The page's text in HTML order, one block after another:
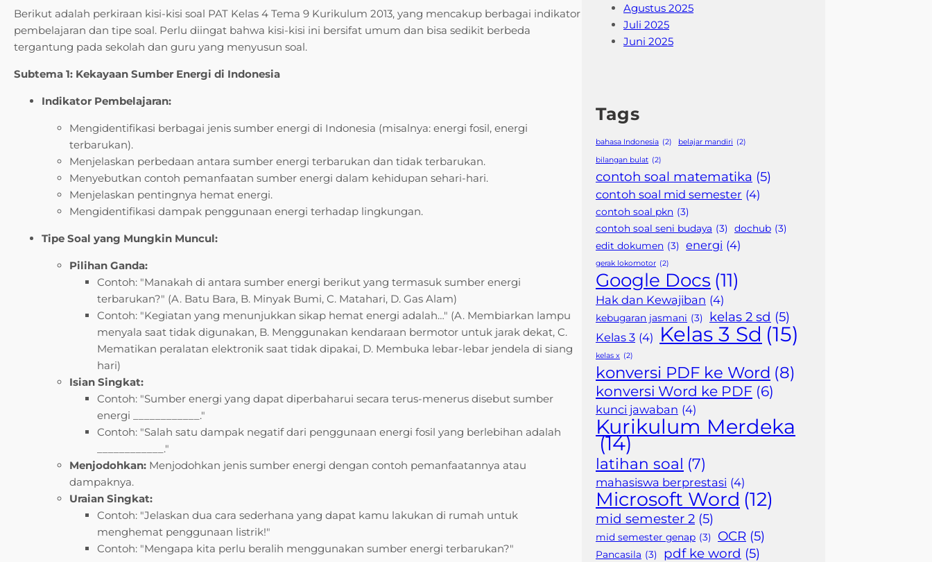
Berikut adalah perkiraan kisi-kisi soal PAT Kelas 4 Tema 9 Kurikulum 2013, yang mencakup berbagai indikator
pembelajaran dan tipe soal. Perlu diingat bahwa kisi-kisi ini bersifat umum dan bisa sedikit berbeda
tergantung pada sekolah dan guru yang menyusun soal.
Subtema 1: Kekayaan Sumber Energi di Indonesia
Indikator Pembelajaran:
Mengidentifikasi berbagai jenis sumber energi di Indonesia (misalnya: energi fosil, energi
terbarukan).
Menjelaskan perbedaan antara sumber energi terbarukan dan tidak terbarukan.
Menyebutkan contoh pemanfaatan sumber energi dalam kehidupan sehari-hari.
Menjelaskan pentingnya hemat energi.
Mengidentifikasi dampak penggunaan energi terhadap lingkungan.
Tipe Soal yang Mungkin Muncul:
Pilihan Ganda:
Contoh: "Manakah di antara sumber energi berikut yang termasuk sumber energi
terbarukan?" (A. Batu Bara, B. Minyak Bumi, C. Matahari, D. Gas Alam)
Contoh: "Kegiatan yang menunjukkan sikap hemat energi adalah…" (A. Membiarkan lampu
menyala saat tidak digunakan, B. Menggunakan kendaraan bermotor untuk jarak dekat, C.
Mematikan peralatan elektronik saat tidak dipakai, D. Membuka lebar-lebar jendela di siang
hari)
Isian Singkat:
Contoh: "Sumber energi yang dapat diperbaharui secara terus-menerus disebut sumber
energi ____________."
Contoh: "Salah satu dampak negatif dari penggunaan energi fosil yang berlebihan adalah
____________."
Menjodohkan: Menjodohkan jenis sumber energi dengan contoh pemanfaatannya atau
dampaknya.
Uraian Singkat:
Contoh: "Jelaskan dua cara sederhana yang dapat kamu lakukan di rumah untuk
menghemat penggunaan listrik!"
Contoh: "Mengapa kita perlu beralih menggunakan sumber energi terbarukan?"
Agustus 2025
Juli 2025
Juni 2025
Tags
bahasa Indonesia (2) belajar mandiri (2)
bilangan bulat (2)
contoh soal matematika (5)
contoh soal mid semester (4)
contoh soal pkn (3)
contoh soal seni budaya (3) dochub (3)
edit dokumen (3) energi (4)
gerak lokomotor (2)
Google Docs (11)
Hak dan Kewajiban (4)
kebugaran jasmani (3) kelas 2 sd (5)
Kelas 3 (4) Kelas 3 Sd (15)
kelas x (2)
konversi PDF ke Word (8)
konversi Word ke PDF (6)
kunci jawaban (4)
Kurikulum Merdeka
(14)
latihan soal (7)
mahasiswa berprestasi (4)
Microsoft Word (12)
mid semester 2 (5)
mid semester genap (3) OCR (5)
Pancasila (3) pdf ke word (5)